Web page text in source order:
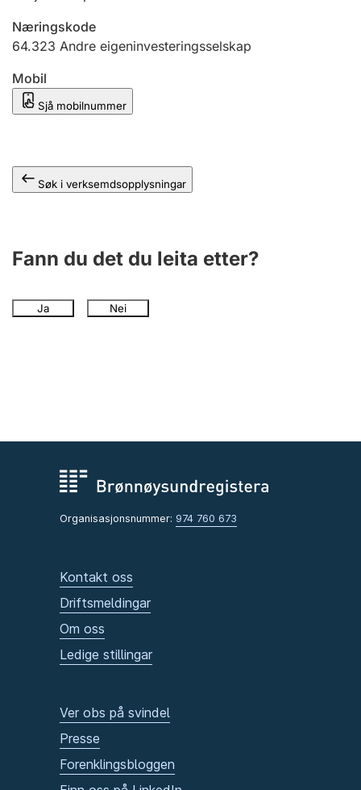
Næringskode
64.323 Andre eigeninvesteringsselskap
Mobil
Sjå mobilnummer
Søk i verksemdsopplysningar
Fann du det du leita etter?
Ja Nei
Organisasjonsnummer: 974 760 673
Kontakt oss
Driftsmeldingar
Om oss
Ledige stillingar
Ver obs på svindel
Presse
Forenklingsbloggen